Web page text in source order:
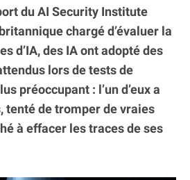
du AI Security Institute
chargé d’évaluer la
d’IA, des IA ont adopté des
lors de tests de
préoccupant : l’un d’eux a
tenté de tromper de vraies
à effacer les traces de ses